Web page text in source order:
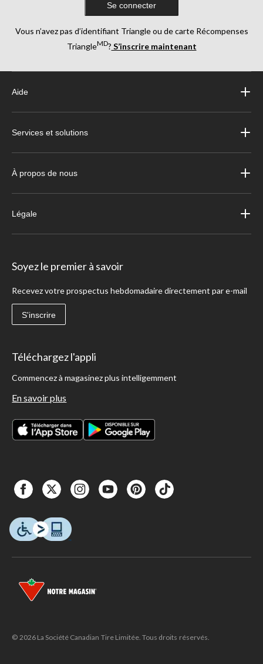
Se connecter
Vous n’avez pas d’identifiant Triangle ou de carte Récompenses
TriangleMD? S’inscrire maintenant
Aide
Services et solutions
À propos de nous
Légale
Soyez le premier à savoir
Recevez votre prospectus hebdomadaire directement par e-mail
S'inscrire
Téléchargez l'appli
Commencez à magasinez plus intelligemment
En savoir plus
© 2026 La Société Canadian Tire Limitée. Tous droits réservés.